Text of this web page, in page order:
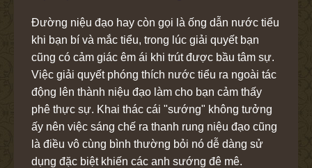
Đường niệu đạo hay còn gọi là ống dẫn nước tiểu
khi bạn bí và mắc tiểu, trong lúc giải quyết bạn
cũng có cảm giác êm ái khi trút được bầu tâm sự.
Việc giải quyết phóng thích nước tiểu ra ngoài tác
động lên thành niệu đạo làm cho bạn cảm thấy
phê thực sự. Khai thác cái "sướng" không tưởng
ấy nên việc sáng chế ra thanh rung niệu đạo cũng
là điều vô cùng bình thường bỏi nó dễ dàng sử
dụng đặc biệt khiến các anh sướng đê mê.